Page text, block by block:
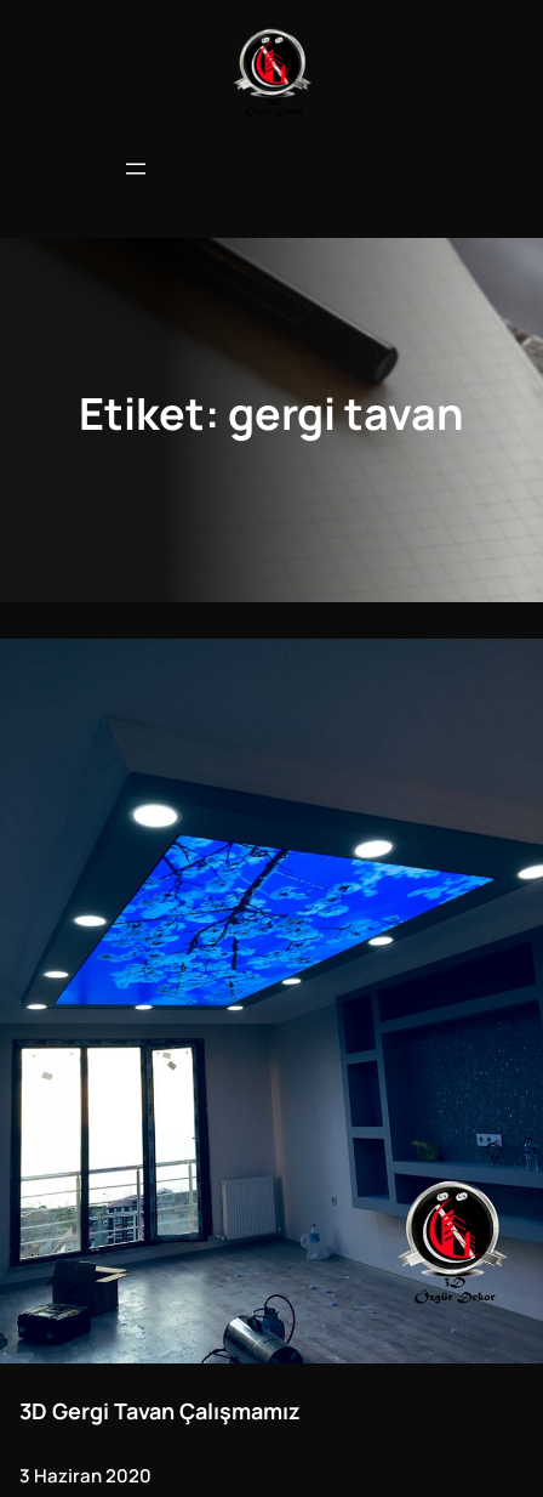
Etiket: gergi tavan
3D Gergi Tavan Çalışmamız
3 Haziran 2020